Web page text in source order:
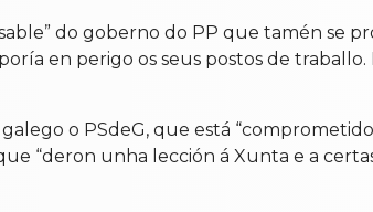
do goberno do PP que tamén se
en perigo os seus postos de
o PSdeG, que está
“deron unha lección á Xunta e a